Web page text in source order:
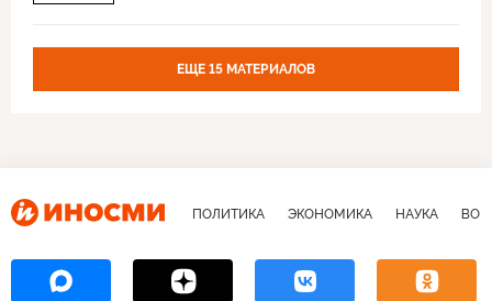
ЕЩЕ 15 МАТЕРИАЛОВ
ПОЛИТИКА ЭКОНОМИКА НАУКА